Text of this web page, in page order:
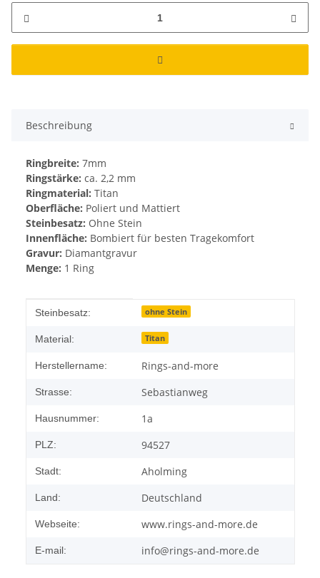
Beschreibung
Ringbreite: 7mm
Ringstärke: ca. 2,2 mm
Ringmaterial: Titan
Oberfläche: Poliert und Mattiert
Steinbesatz: Ohne Stein
Innenfläche: Bombiert für besten Tragekomfort
Gravur: Diamantgravur
Menge: 1 Ring
Produkteigenschaft
Wert
Steinbesatz: ohne Stein
Material: Titan
Herstellername: Rings-and-more
Strasse: Sebastianweg
Hausnummer: 1a
PLZ: 94527
Stadt: Aholming
Land: Deutschland
Webseite: www.rings-and-more.de
E-mail: info@rings-and-more.de